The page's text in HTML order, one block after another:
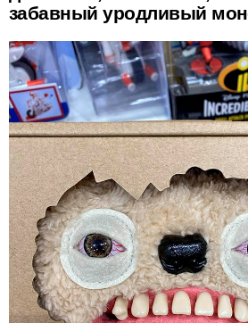
забавный уродливый